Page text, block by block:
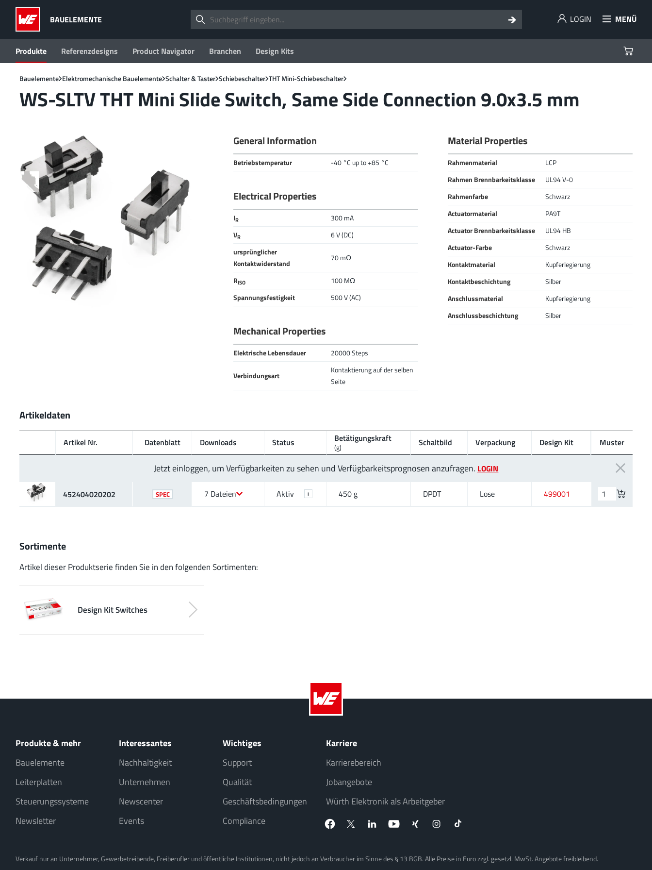
BAUELEMENTE LOGIN MENÜ
Produkte Referenzdesigns Product Navigator Branchen Design Kits
Bauelemente Elektromechanische Bauelemente Schalter & Taster Schiebeschalter THT Mini-Schiebeschalter
WS-SLTV THT Mini Slide Switch, Same Side Connection 9.0x3.5 mm
General Information
Betriebstemperatur -40 °C up to +85 °C
Material Properties
Rahmenmaterial
LCP
Rahmen Brennbarkeitsklasse
UL94 V-0
Rahmenfarbe
Schwarz
Actuatormaterial
PA9T
Actuator Brennbarkeitsklasse
UL94 HB
Actuator-Farbe
Schwarz
Kontaktmaterial
Kupferlegierung
Kontaktbeschichtung
Silber
Anschlussmaterial
Kupferlegierung
Anschlussbeschichtung
Silber
Electrical Properties
IR
300 mA
VR
6 V (DC)
ursprünglicher
Kontaktwiderstand
70 mΩ
RISO
100 MΩ
Spannungsfestigkeit
500 V (AC)
Mechanical Properties
Elektrische Lebensdauer 20000 Steps
Verbindungsart
Kontaktierung auf der selben
Seite
Artikeldaten
Jetzt einloggen, um Verfügbarkeiten zu sehen und Verfügbarkeitsprognosen anzufragen. LOGIN
Artikel Nr. Daten­blatt Downloads Status Betätigungskraft
(g) Schaltbild Verpackung Design Kit Muster
452404020202 SPEC 7 Dateien Aktiv i 450 g DPDT Lose 499001
Sortimente
Artikel dieser Produktserie finden Sie in den folgenden Sortimenten:
Design Kit Switches
Produkte & mehr
Bauelemente
Leiterplatten
Steuerungssysteme
Newsletter
Interessantes
Nachhaltigkeit
Unternehmen
Newscenter
Events
Wichtiges
Support
Qualität
Geschäftsbedingungen
Compliance
Karriere
Karrierebereich
Jobangebote
Würth Elektronik als Arbeitgeber
Verkauf nur an Unternehmer, Gewerbetreibende, Freiberufler und öffentliche Institutionen, nicht jedoch an Verbraucher im Sinne des § 13 BGB. Alle Preise in Euro zzgl. gesetzl. MwSt. Angebote freibleibend.